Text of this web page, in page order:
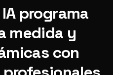
programa
medida y
con